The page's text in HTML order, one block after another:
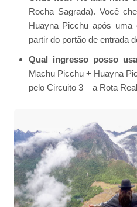
Rocha Sagrada). Você
Huayna Picchu após
partir do portão de entrada
Qual ingresso posso
Machu Picchu + Huayna
pelo Circuito 3 – a Rota